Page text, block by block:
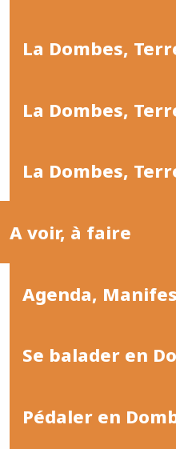
La Dombes,
La Dombes,
La Dombes,
A voir, à faire
Agenda,
Se balader en
Pédaler en
de Foire
Chalaronne
de la
pour
informations et
votre séjour ou